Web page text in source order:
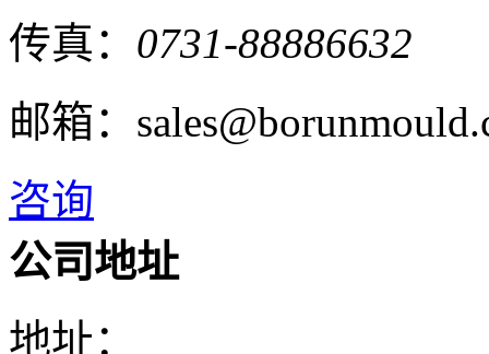
传真： 0731-88886632
邮箱：
咨询
公司地址
地址：